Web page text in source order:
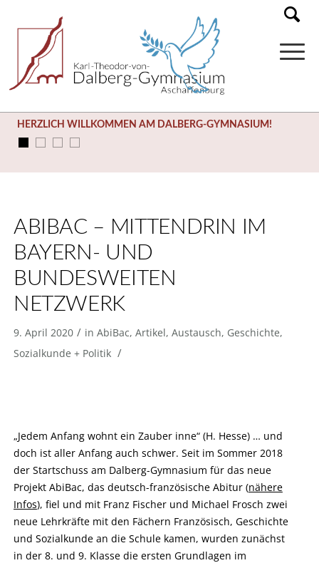
HERZLICH WILLKOMMEN AM DALBERG-GYMNASIUM!
ABIBAC – MITTENDRIN IM
BAYERN- UND
BUNDESWEITEN
NETZWERK
9. April 2020 / in AbiBac, Artikel, Austausch, Geschichte,
Sozialkunde + Politik /
„Jedem Anfang wohnt ein Zauber inne“ (H. Hesse) … und
doch ist aller Anfang auch schwer. Seit im Sommer 2018
der Startschuss am Dalberg-Gymnasium für das neue
Projekt AbiBac, das deutsch-französische Abitur (nähere
Infos), fiel und mit Franz Fischer und Michael Frosch zwei
neue Lehrkräfte mit den Fächern Französisch, Geschichte
und Sozialkunde an die Schule kamen, wurden zunächst
in der 8. und 9. Klasse die ersten Grundlagen im